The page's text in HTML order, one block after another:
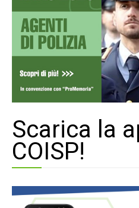
Scarica la
COISP!